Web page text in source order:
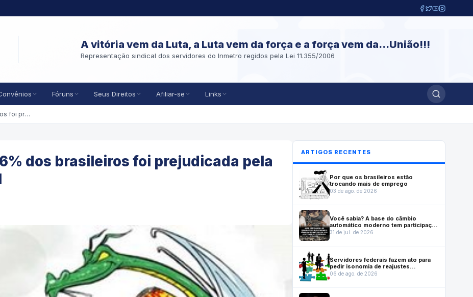
A vitória vem da Luta, a Luta vem da força e a força vem da...União!!!
Representação sindical dos servidores do Inmetro regidos pela Lei 11.355/2006
Fóruns Seus Direitos Afiliar-se Links
Situação financeira de 76% dos brasileiros foi prejudicada pela alta inflação, aponta CNI
dos brasileiros foi prejudicada pela
ARTIGOS RECENTES
Por que os brasileiros estão
trocando mais de emprego
03 de ago. de 2026
Você sabia? A base do câmbio
automático moderno tem participação
de engenheiros brasileiros!
31 de jul. de 2026
Servidores federais fazem ato para
pedir isonomia de reajustes
previstos em lei que reestruturou
06 de ago. de 2026